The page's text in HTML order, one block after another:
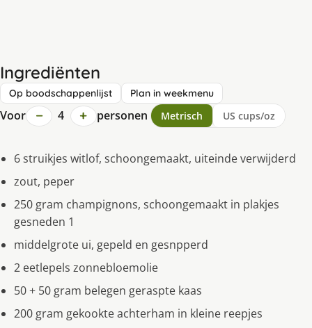
Ingrediënten
Op boodschappenlijst Plan in weekmenu
Voor − 4 + personen Metrisch US cups/oz
6 struikjes witlof, schoongemaakt, uiteinde verwijderd
zout, peper
250 gram champignons, schoongemaakt in plakjes
gesneden 1
middelgrote ui, gepeld en gesnpperd
2 eetlepels zonnebloemolie
50 + 50 gram belegen geraspte kaas
200 gram gekookte achterham in kleine reepjes